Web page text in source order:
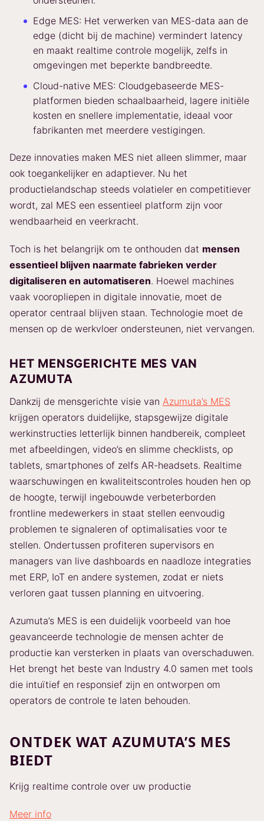
Edge MES: Het verwerken van MES-data aan de
edge (dicht bij de machine) vermindert latency
en maakt realtime controle mogelijk, zelfs in
omgevingen met beperkte bandbreedte.
Cloud-native MES: Cloudgebaseerde MES-
platformen bieden schaalbaarheid, lagere initiële
kosten en snellere implementatie, ideaal voor
fabrikanten met meerdere vestigingen.
Deze innovaties maken MES niet alleen slimmer, maar
ook toegankelijker en adaptiever. Nu het
productielandschap steeds volatieler en competitiever
wordt, zal MES een essentieel platform zijn voor
wendbaarheid en veerkracht.
Toch is het belangrijk om te onthouden dat mensen
essentieel blijven naarmate fabrieken verder
digitaliseren en automatiseren. Hoewel machines
vaak vooropliepen in digitale innovatie, moet de
operator centraal blijven staan. Technologie moet de
mensen op de werkvloer ondersteunen, niet vervangen.
HET MENSGERICHTE MES VAN
AZUMUTA
Dankzij de mensgerichte visie van Azumuta’s MES
krijgen operators duidelijke, stapsgewijze digitale
werkinstructies letterlijk binnen handbereik, compleet
met afbeeldingen, video’s en slimme checklists, op
tablets, smartphones of zelfs AR-headsets. Realtime
waarschuwingen en kwaliteitscontroles houden hen op
de hoogte, terwijl ingebouwde verbeterborden
frontline medewerkers in staat stellen eenvoudig
problemen te signaleren of optimalisaties voor te
stellen. Ondertussen profiteren supervisors en
managers van live dashboards en naadloze integraties
met ERP, IoT en andere systemen, zodat er niets
verloren gaat tussen planning en uitvoering.
Azumuta’s MES is een duidelijk voorbeeld van hoe
geavanceerde technologie de mensen achter de
productie kan versterken in plaats van overschaduwen.
Het brengt het beste van Industry 4.0 samen met tools
die intuïtief en responsief zijn en ontworpen om
operators de controle te laten behouden.
ONTDEK WAT AZUMUTA’S MES
BIEDT
Krijg realtime controle over uw productie
Meer info